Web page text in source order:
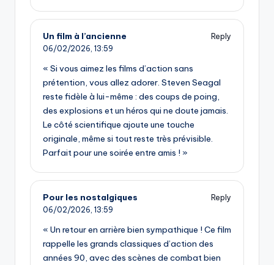
Un film à l’ancienne
Reply
06/02/2026, 13:59
« Si vous aimez les films d’action sans
prétention, vous allez adorer. Steven Seagal
reste fidèle à lui-même : des coups de poing,
des explosions et un héros qui ne doute jamais.
Le côté scientifique ajoute une touche
originale, même si tout reste très prévisible.
Parfait pour une soirée entre amis ! »
Pour les nostalgiques
Reply
06/02/2026, 13:59
« Un retour en arrière bien sympathique ! Ce film
rappelle les grands classiques d’action des
années 90, avec des scènes de combat bien